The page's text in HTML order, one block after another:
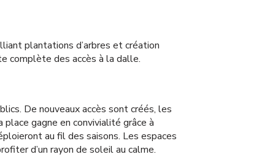
plantations d’arbres et création
complète des accès à la dalle.
De nouveaux accès sont créés, les
gagne en convivialité grâce à
au fil des saisons. Les espaces
d’un rayon de soleil au calme.